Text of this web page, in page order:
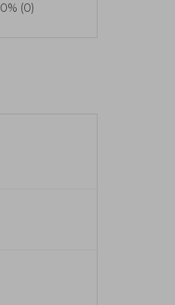
0% (0)